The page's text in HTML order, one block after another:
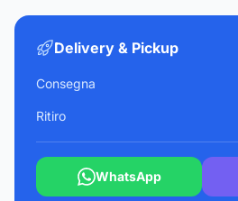
Delivery & Pickup
Consegna
Ritiro
WhatsApp